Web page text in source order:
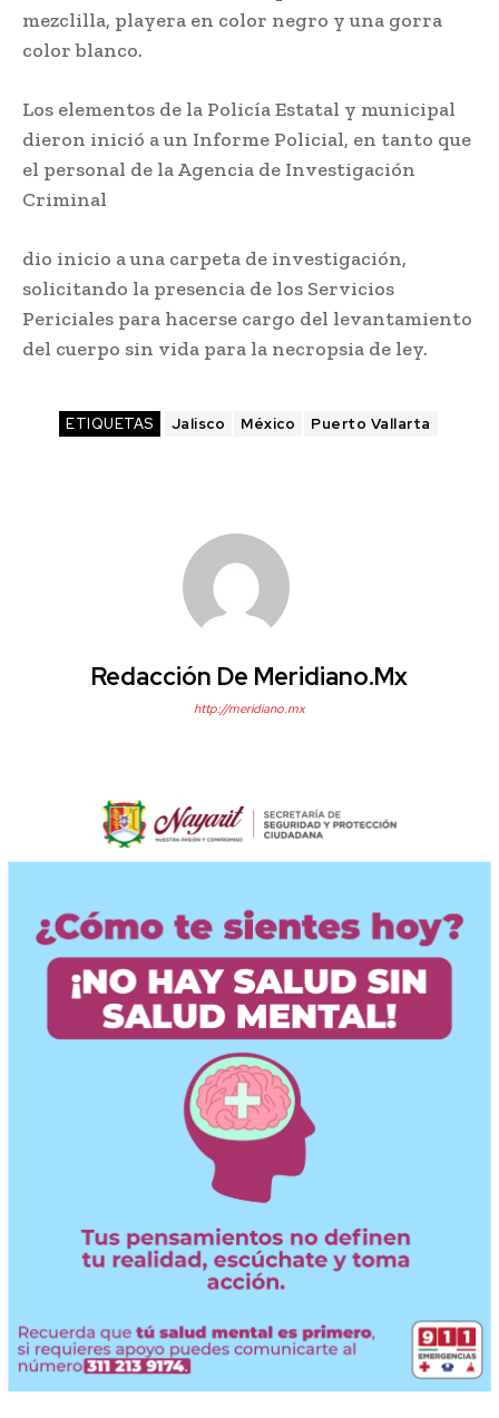
mezclilla, playera en color negro y una gorra
color blanco.
Los elementos de la Policía Estatal y municipal
dieron inició a un Informe Policial, en tanto que
el personal de la Agencia de Investigación
Criminal
dio inicio a una carpeta de investigación,
solicitando la presencia de los Servicios
Periciales para hacerse cargo del levantamiento
del cuerpo sin vida para la necropsia de ley.
ETIQUETAS Jalisco México Puerto Vallarta
Redacción De Meridiano.mx
http://meridiano.mx